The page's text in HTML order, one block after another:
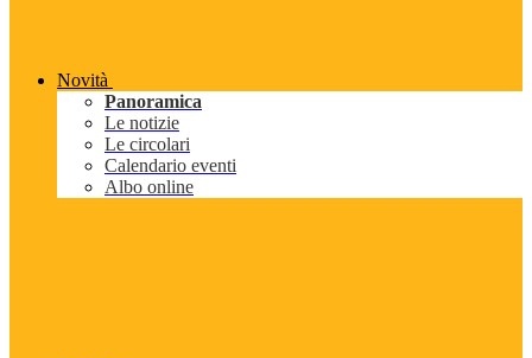
Novità
Panoramica
Le notizie
Le circolari
Calendario eventi
Albo online